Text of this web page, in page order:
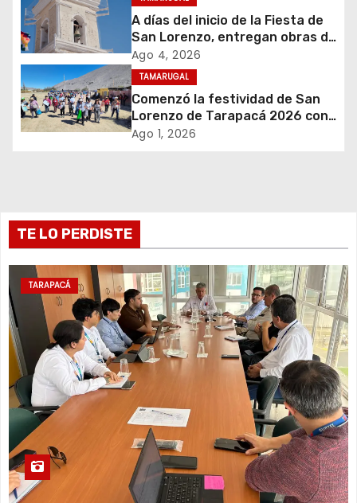
n
d
e
e
r
a
d
s
A días del inicio de la Fiesta de
San Lorenzo, entregan obras de
emergencia para resguardar su
histórico campanario
Ago 4, 2026
TAMARUGAL
Comenzó la festividad de San
Lorenzo de Tarapacá 2026 con
despliegue de servicios y
Ago 1, 2026
TE LO PERDISTE
TARAPACÁ